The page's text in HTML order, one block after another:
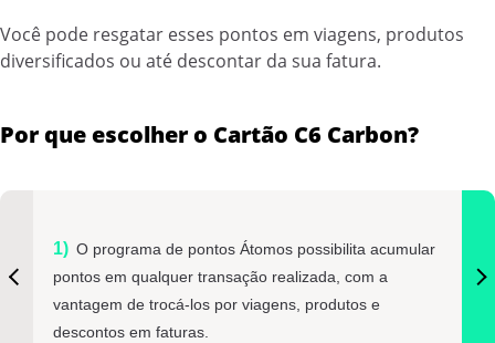
Você pode resgatar esses pontos em viagens, produtos
diversificados ou até descontar da sua fatura.
Por que escolher o Cartão C6 Carbon?
O programa de pontos Átomos possibilita acumular
pontos em qualquer transação realizada, com a
vantagem de trocá-los por viagens, produtos e
descontos em faturas.